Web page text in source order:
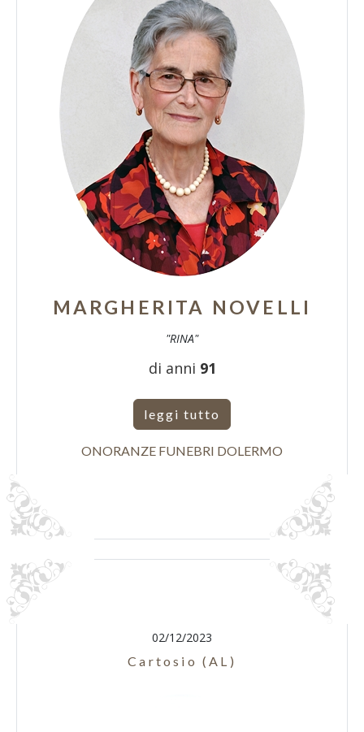
MARGHERITA NOVELLI
"RINA"
di anni 91
leggi tutto
ONORANZE FUNEBRI DOLERMO
02/12/2023
Cartosio (AL)